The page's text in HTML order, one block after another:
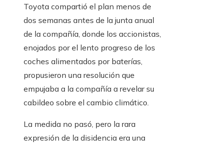
Toyota compartió el plan menos de
dos semanas antes de la junta anual
de la compañía, donde los accionistas,
enojados por el lento progreso de los
coches alimentados por baterías,
propusieron una resolución que
empujaba a la compañía a revelar su
cabildeo sobre el cambio climático.
La medida no pasó, pero la rara
expresión de la disidencia era una